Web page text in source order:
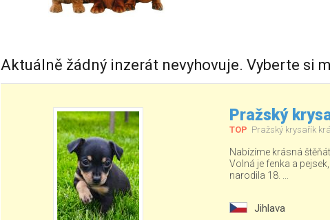
Aktuálně žádný inzerát nevyhovuje. Vyberte si
Pražský
TOP Pražský krysařík
Nabízíme krásná
Volná je fenka a
narodila 18. ...
Jihlava